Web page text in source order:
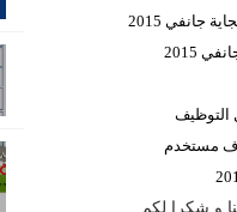
جانفي 2015
2015
التوظيف
و شكرا لكم